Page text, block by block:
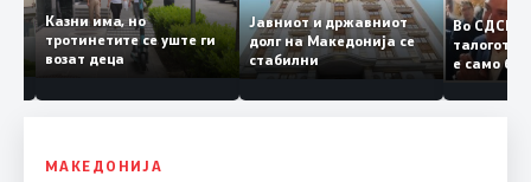
и
Казни има, но
тротинетите се уште ги
возат деца
Јавниот и државниот
долг на Македонија се
стабилни
Во
е само
копија
Заев
МАКЕДОНИЈА